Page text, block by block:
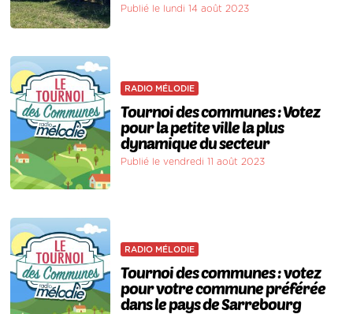
Publié le lundi 14 août 2023
RADIO MÉLODIE
Tournoi des communes : Votez
pour la petite ville la plus
dynamique du secteur
Publié le vendredi 11 août 2023
RADIO MÉLODIE
Tournoi des communes : votez
pour votre commune préférée
dans le pays de Sarrebourg